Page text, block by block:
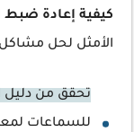
كيفية إعادة
الأمثل لحل مشاكل
تحقق من دليل
للسماعات